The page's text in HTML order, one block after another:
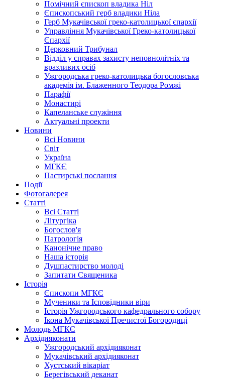
Помічний єпископ владика Ніл
Єпископський герб владики Ніла
Герб Мукачівської греко-католицької єпархії
Управління Мукачівської Греко-католицької
Єпархії
Церковний Трибунал
Відділ у справах захисту неповнолітніх та
вразливих осіб
Ужгородська греко-католицька богословська
академія ім. Блаженного Теодора Ромжі
Парафії
Монастирі
Капеланське служіння
Актуальні проекти
Новини
Всі Новини
Світ
Україна
МГКЄ
Пастирські послання
Події
Фотогалерея
Статті
Всі Статті
Літургіка
Богослов'я
Патрологія
Канонічне право
Наша історія
Душпастирство молоді
Запитати Священика
Історія
Єпископи МГКЄ
Мученики та Ісповідники віри
Історія Ужгородського кафедрального собору
Ікона Мукачівської Пречистої Богородиці
Молодь МГКЄ
Архідияконати
Ужгородський архідияконат
Мукачівський архідияконат
Хустський вікаріат
Берегівський деканат